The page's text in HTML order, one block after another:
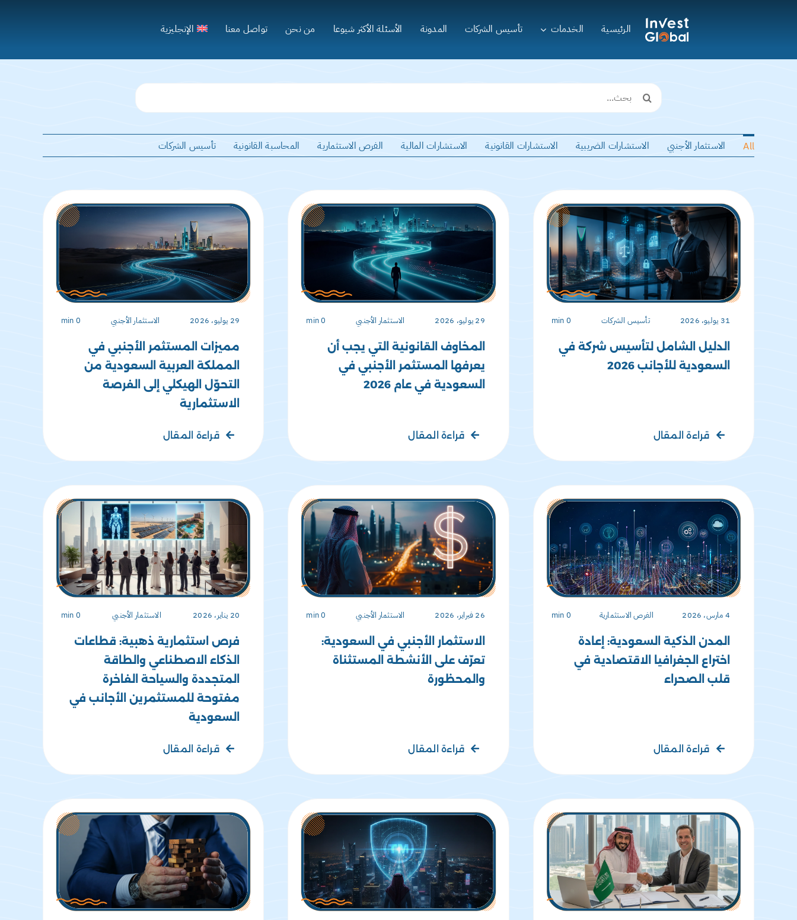
الرئيسية الخدمات تأسيس الشركات المدونة الأسئلة الأكثر شيوعا من نحن تواصل معنا الإنجليزية
Search
for:
All الاستثمار الأجنبي الاستشارات الضريبية الاستشارات القانونية الاستشارات المالية الفرص الاستثمارية المحاسبة القانونية تأسيس الشركات
31 يوليو، 2026 تأسيس الشركات 0 min
الدليل الشامل لتأسيس شركة في
السعودية للأجانب 2026
قراءة المقال
29 يوليو، 2026 الاستثمار الأجنبي 0 min
المخاوف القانونية التي يجب أن
يعرفها المستثمر الأجنبي في
السعودية في عام 2026
قراءة المقال
29 يوليو، 2026 الاستثمار الأجنبي 0 min
مميزات المستثمر الأجنبي في
المملكة العربية السعودية من
التحوّل الهيكلي إلى الفرصة
الاستثمارية
قراءة المقال
4 مارس، 2026 الفرص الاستثمارية 0 min
المدن الذكية السعودية: إعادة
اختراع الجغرافيا الاقتصادية في
قلب الصحراء
قراءة المقال
26 فبراير، 2026 الاستثمار الأجنبي 0 min
الاستثمار الأجنبي في السعودية:
تعرّف على الأنشطة المستثناة
والمحظورة
قراءة المقال
20 يناير، 2026 الاستثمار الأجنبي 0 min
فرص استثمارية ذهبية: قطاعات
الذكاء الاصطناعي والطاقة
المتجددة والسياحة الفاخرة
مفتوحة للمستثمرين الأجانب في
السعودية
قراءة المقال